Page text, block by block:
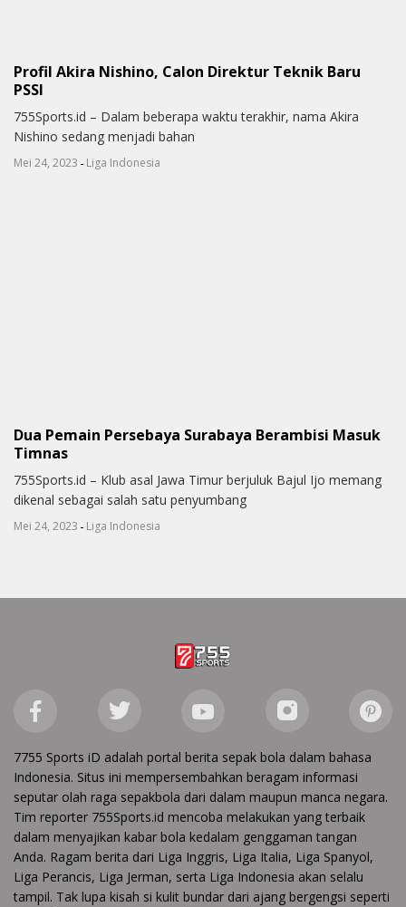
Profil Akira Nishino, Calon Direktur Teknik Baru
PSSI
755Sports.id – Dalam beberapa waktu terakhir, nama Akira
Nishino sedang menjadi bahan
Mei 24, 2023 - Liga Indonesia
Dua Pemain Persebaya Surabaya Berambisi Masuk
Timnas
755Sports.id – Klub asal Jawa Timur berjuluk Bajul Ijo memang
dikenal sebagai salah satu penyumbang
Mei 24, 2023 - Liga Indonesia
7755 Sports iD adalah portal berita sepak bola dalam bahasa
Indonesia. Situs ini mempersembahkan beragam informasi
seputar olah raga sepakbola dari dalam maupun manca negara.
Tim reporter 755Sports.id mencoba melakukan yang terbaik
dalam menyajikan kabar bola kedalam genggaman tangan
Anda. Ragam berita dari Liga Inggris, Liga Italia, Liga Spanyol,
Liga Perancis, Liga Jerman, serta Liga Indonesia akan selalu
tampil. Tak lupa kisah si kulit bundar dari ajang bergengsi seperti